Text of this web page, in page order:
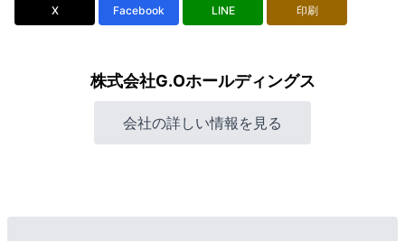
X Facebook LINE 印刷
株式会社G.Oホールディングス
会社の詳しい情報を見る